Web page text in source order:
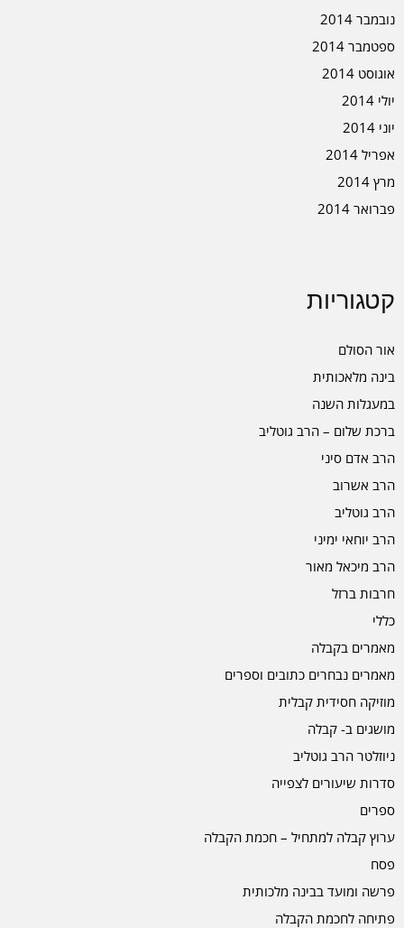
נובמבר 2014
ספטמבר 2014
אוגוסט 2014
יולי 2014
יוני 2014
אפריל 2014
מרץ 2014
פברואר 2014
קטגוריות
אור הסולם
בינה מלאכותית
במעגלות השנה
ברכת שלום – הרב גוטליב
הרב אדם סיני
הרב אשרוב
הרב גוטליב
הרב יוחאי ימיני
הרב מיכאל מאור
חרבות ברזל
כללי
מאמרים בקבלה
מאמרים נבחרים כתובים וספרים
מוזיקה חסידית קבלית
מושגים ב- קבלה
ניוזלטר הרב גוטליב
סדרות שיעורים לצפייה
ספרים
ערוץ קבלה למתחיל – חכמת הקבלה
פסח
פרשה ומועד בבינה מלכותית
פתיחה לחכמת הקבלה